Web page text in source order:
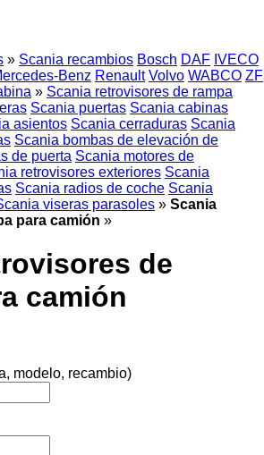
» Scania recambios Bosch DAF IVECO
Benz Renault Volvo WABCO ZF
» Scania retrovisores de rampa
Scania puertas Scania cabinas
asientos Scania cerraduras Scania
Scania bombas de elevación de
de puerta Scania motores de
retrovisores exteriores Scania
Scania radios de coche Scania
viseras parasoles » Scania
para camión »
de
camión
modelo, recambio)